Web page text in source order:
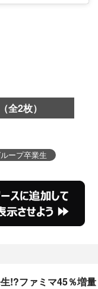
全2枚）
ープ卒業生
!?ファミマ45％増量